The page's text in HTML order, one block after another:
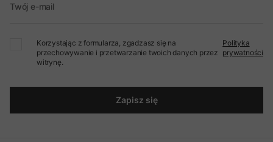
Twój e-mail
Korzystając z formularza, zgadzasz się na
przechowywanie i przetwarzanie twoich danych przez
witrynę.
Polityka
prywatności
Zapisz się